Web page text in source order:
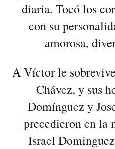
diaria. Tocó los
con su
amorosa,
A Víctor le
Chávez, y sus
Domínguez y
precedieron en la
Israel